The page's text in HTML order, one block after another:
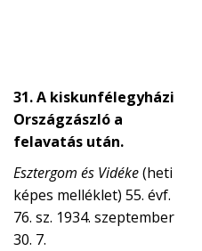
31. A kiskunfélegyházi
Országzászló a
felavatás után.
Esztergom és Vidéke(heti
képes melléklet) 55. évf.
76. sz. 1934. szeptember
30. 7.